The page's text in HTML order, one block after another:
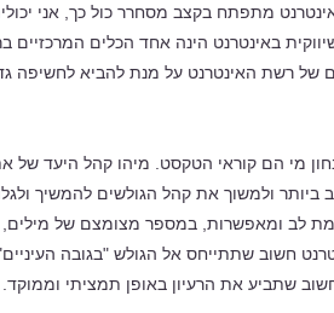
מתפתח בקצב מסחרר כול כך, אני
באינטרנט הינה אחד הכלים המרכזיים
של רשת האינטרנט על מנת להביא לחשיפה
מי הם קוראי הטקסט. מיהו קהל היעד
ולמשוך את קהל הגולשים להמשיך
לב ומאפשרות, במספר מצומצם של
חשוב שתתייחס אל הגולש "בגובה
שתביע את הרעיון באופן תמציתי